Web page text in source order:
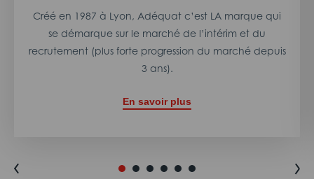
Créé en 1987 à Lyon, Adéquat c’est LA marque qui
se démarque sur le marché de l’intérim et du
recrutement (plus forte progression du marché depuis
3 ans).
En savoir plus